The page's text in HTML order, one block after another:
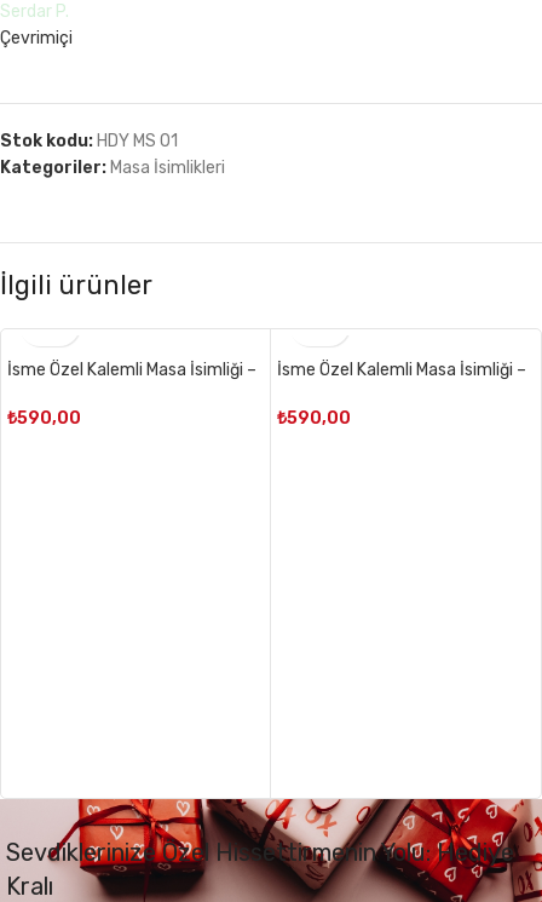
Serdar P.
Çevrimiçi
Stok kodu: HDY MS 01
Kategoriler: Masa İsimlikleri
İlgili ürünler
İsme Özel Kalemli Masa İsimliği –
₺590,00
İsme Özel Kalemli Masa İsimliği –
₺590,00
Sevdiklerinize Özel Hissettirmenin Yolu: Hediye
Kralı